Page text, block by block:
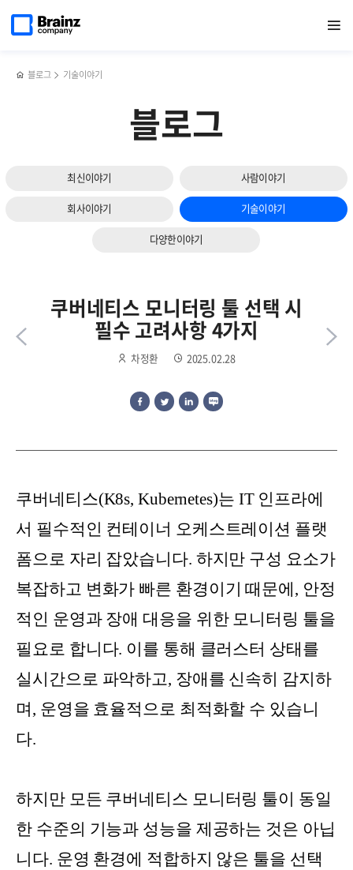
열기
페이지로
블로그 기술이야기
블로그
최신이야기 사람이야기
회사이야기 기술이야기
다양한이야기
영업그룹
쿠버네티스 모니터링 툴 선택 시
필수 고려사항 4가지
차정환 2025.02.28
Service
솔루션의
쿠버네티스(K8s, Kubernetes)는 IT 인프라에
서 필수적인 컨테이너 오케스트레이션 플랫
폼으로 자리 잡았습니다. 하지만 구성 요소가
복잡하고 변화가 빠른 환경이기 때문에, 안정
적인 운영과 장애 대응을 위한 모니터링 툴을
필요로 합니다. 이를 통해 클러스터 상태를
실시간으로 파악하고, 장애를 신속히 감지하
며, 운영을 효율적으로 최적화할 수 있습니
다.
하지만 모든 쿠버네티스 모니터링 툴이 동일
한 수준의 기능과 성능을 제공하는 것은 아닙
니다. 운영 환경에 적합하지 않은 툴을 선택
다음
슬라이드